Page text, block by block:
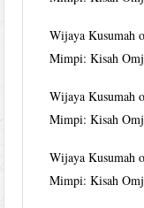
Wijaya Kusumah
Mimpi: Kisah
Wijaya Kusumah
Mimpi: Kisah
Wijaya Kusumah
Mimpi: Kisah